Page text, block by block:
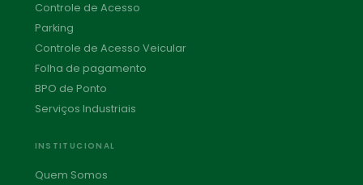
Controle de Acesso
Parking
Controle de Acesso Veicular
Folha de pagamento
BPO de Ponto
Serviços Industriais
INSTITUCIONAL
Quem Somos